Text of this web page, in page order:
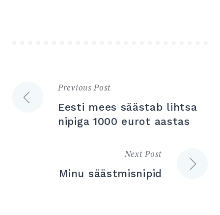
Navigeerimine
Previous Post
Eesti mees säästab lihtsa
nipiga 1000 eurot aastas
Next Post
Minu säästmisnipid